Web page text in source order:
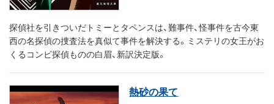
探偵社を引きついだトミーとタペンスは、難事件、怪事件を古今東
西の名探偵の捜査法を真似て事件を解決する。ミステリの女王がお
くるコンビ探偵ものの白眉、新訳決定版。
熱砂の果て